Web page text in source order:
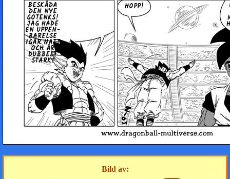
BESKÅDA
DEN NYE
GOTENKS!
JAG HADE
EN UP­PEN­
BA­REL­SE
IGÅR NATT
OCH ÄR
DUBBELT
STARK!
HOPP!
Bild av: